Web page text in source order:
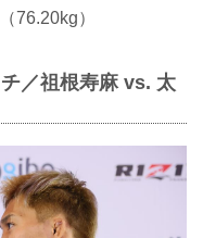
（76.20kg）
／祖根寿麻 vs. 太